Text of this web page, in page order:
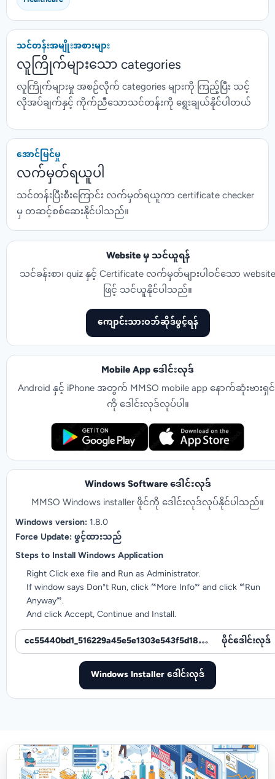
သင်တန်းအမျိုးအစားများ
လူကြိုက်များသော categories
လူကြိုက်များမှု အစဉ်လိုက် categories များကို ကြည့်ပြီး သင့်
လိုအပ်ချက်နှင့် ကိုက်ညီသောသင်တန်းကို ရွေးချယ်နိုင်ပါတယ်
အောင်မြင်မှု
လက်မှတ်ရယူပါ
သင်တန်းပြီးစီးကြောင်း လက်မှတ်ရယူကာ certificate checker
မှ တဆင့်စစ်ဆေးနိုင်ပါသည်။
Website မှ သင်ယူရန်
သင်ခန်းစာ၊ quiz နှင့် Certificate လက်မှတ်များပါဝင်သော website
ဖြင့် သင်ယူနိုင်ပါသည်။
ကျောင်းသားဝဘ်ဆိုဒ်ဖွင့်ရန်
Mobile App ဒေါင်းလုဒ်
Android နှင့် iPhone အတွက် MMSO mobile app နောက်ဆုံးဗားရှ
ကို ဒေါင်းလုဒ်လုပ်ပါ။
Windows Software ဒေါင်းလုဒ်
MMSO Windows installer ဖိုင်ကို ဒေါင်းလုဒ်လုပ်နိုင်ပါသည်။
Windows version:1.8.0
Force Update: ဖွင့်ထားသည်
Steps to Install Windows Application
Right Click exe file and Run as Administrator.
If window says Don’t Run, click “More Info” and click “Run
Anyway”.
And click Accept, Continue and Install.
cc55440bd1_516229a45e5e1303e543f5d18c772bfd.exe
ဖိုင်ဒေါင်းလုဒ်
Windows Installer ဒေါင်းလုဒ်